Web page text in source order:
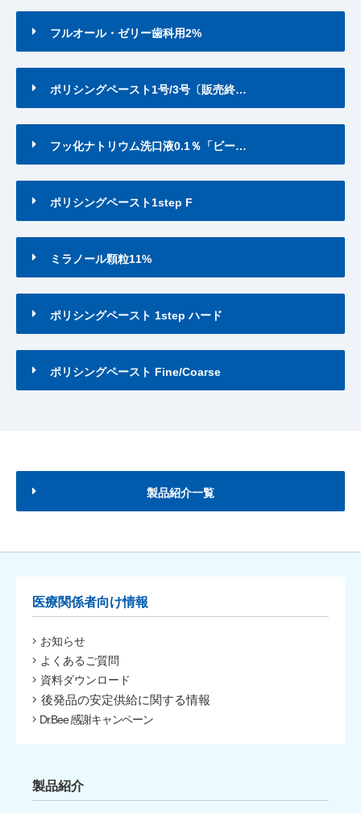
フルオール・ゼリー歯科用2%
ポリシングペースト1号/3号〔販売終…
フッ化ナトリウム洗口液0.1％「ビー…
ポリシングペースト1step F
ミラノール顆粒11%
ポリシングペースト 1step ハード
ポリシングペースト Fine/Coarse
製品紹介一覧
医療関係者向け情報
お知らせ
よくあるご質問
資料ダウンロード
後発品の安定供給に関する情報
Dr.Bee 感謝キャンペーン
製品紹介